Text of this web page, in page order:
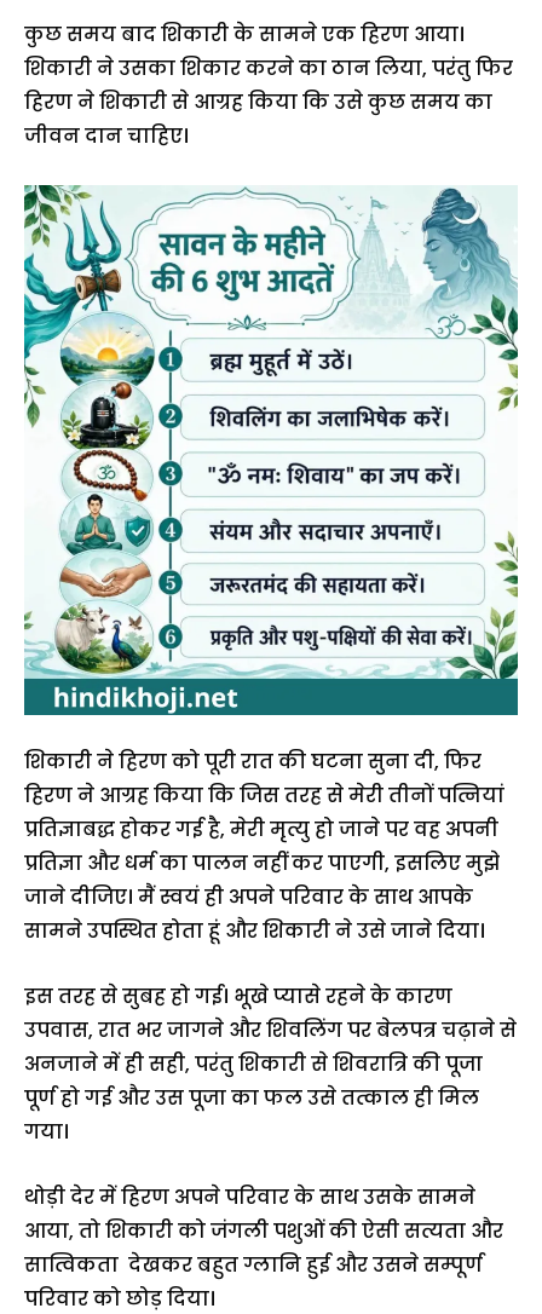
कुछ समय बाद शिकारी के सामने एक हिरण आया।
शिकारी ने उसका शिकार करने का ठान लिया, परंतु फिर
हिरण ने शिकारी से आग्रह किया कि उसे कुछ समय का
जीवन दान चाहिए।
शिकारी ने हिरण को पूरी रात की घटना सुना दी, फिर
हिरण ने आग्रह किया कि जिस तरह से मेरी तीनों पत्नियां
प्रतिज्ञाबद्ध होकर गई है, मेरी मृत्यु हो जाने पर वह अपनी
प्रतिज्ञा और धर्म का पालन नहीं कर पाएगी, इसलिए मुझे
जाने दीजिए। मैं स्वयं ही अपने परिवार के साथ आपके
सामने उपस्थित होता हूं और शिकारी ने उसे जाने दिया।
इस तरह से सुबह हो गई। भूखे प्यासे रहने के कारण
उपवास, रात भर जागने और शिवलिंग पर बेलपत्र चढ़ाने से
अनजाने में ही सही, परंतु शिकारी से शिवरात्रि की पूजा
पूर्ण हो गई और उस पूजा का फल उसे तत्काल ही मिल
गया।
थोड़ी देर में हिरण अपने परिवार के साथ उसके सामने
आया, तो शिकारी को जंगली पशुओं की ऐसी सत्यता और
सात्विकता देखकर बहुत ग्लानि हुई और उसने सम्पूर्ण
परिवार को छोड़ दिया।